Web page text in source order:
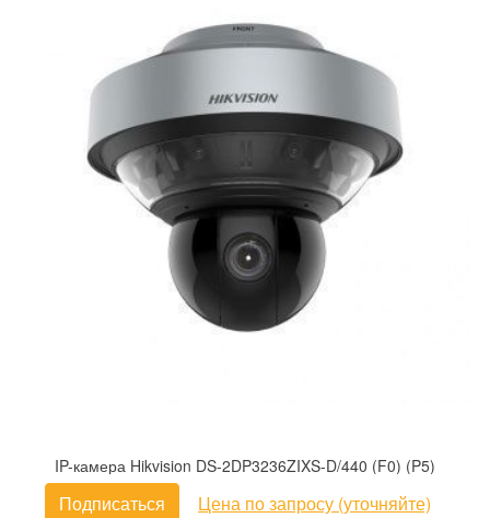
IP-камера Hikvision DS-2DP3236ZIXS-D/440 (F0) (P5)
Подписаться Цена по запросу (уточняйте)